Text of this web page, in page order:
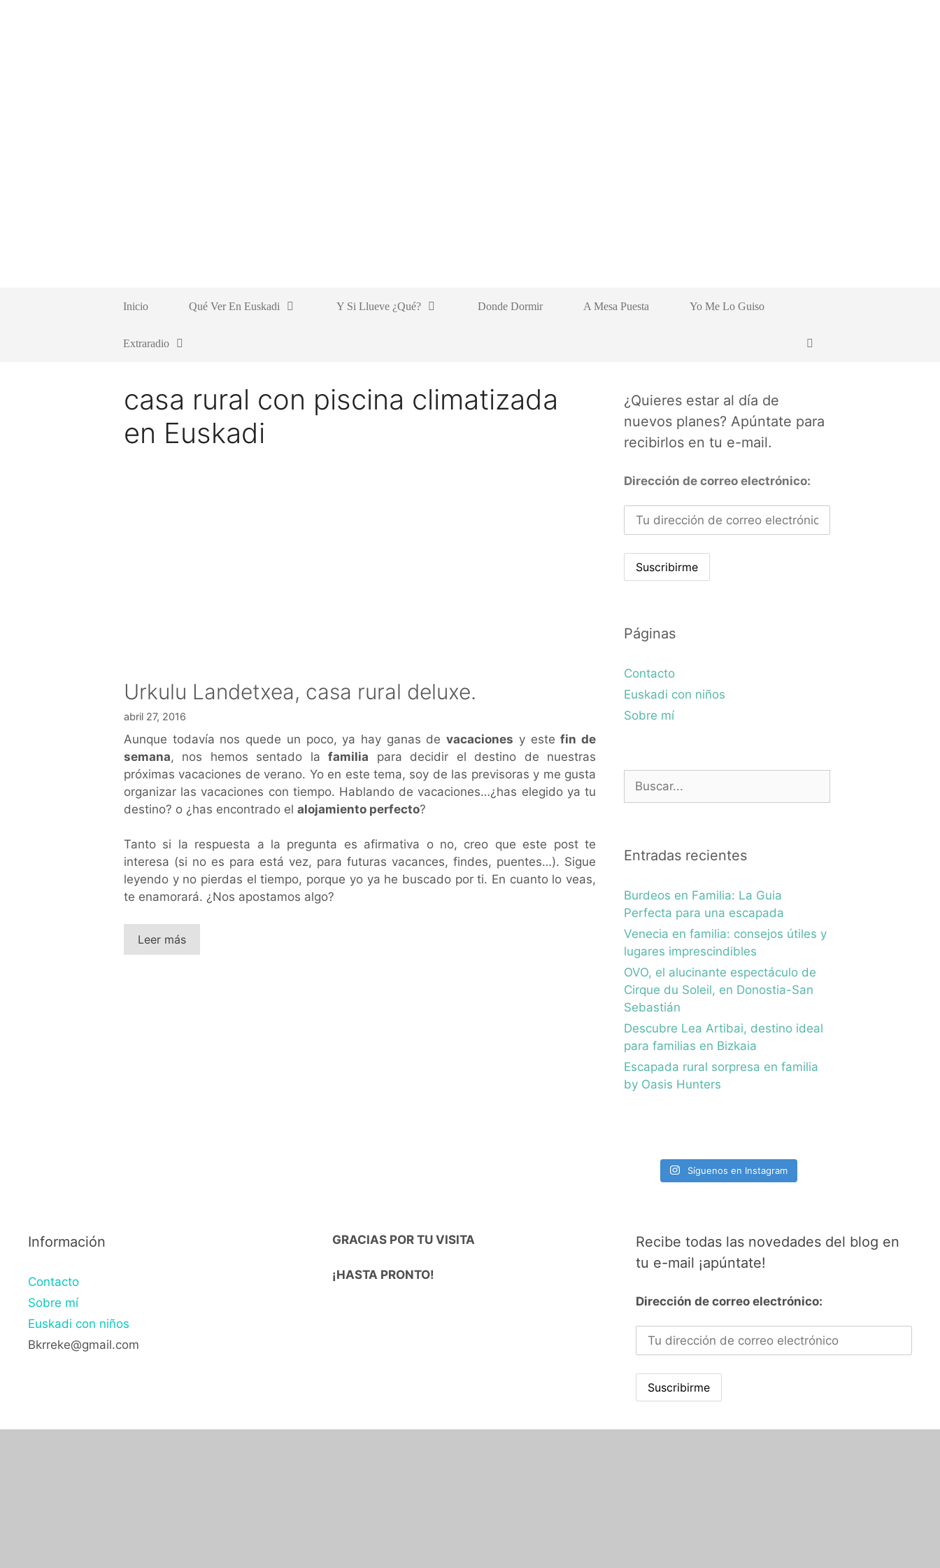
Inicio Qué Ver En Euskadi Y Si Llueve ¿qué? Donde Dormir A Mesa Puesta Yo Me Lo Guiso
Extraradio
casa rural con piscina climatizada
en Euskadi
Urkulu Landetxea, casa rural deluxe.
abril 27, 2016
Aunque todavía nos quede un poco, ya hay ganas devacaciones y estefin de
semana, nos hemos sentado lafamilia para decidir el destino de nuestras
próximas vacaciones de verano. Yo en este tema, soy de las previsoras y me gusta
organizar las vacaciones con tiempo. Hablando de vacaciones…¿has elegido ya tu
destino? o ¿has encontrado el alojamiento perfecto?
Tanto si la respuesta a la pregunta es afirmativa o no, creo que este post te
interesa (si no es para está vez, para futuras vacances, findes, puentes…). Sigue
leyendo y no pierdas el tiempo, porque yo ya he buscado por ti. En cuanto lo veas,
te enamorará. ¿Nos apostamos algo?
Leer más
¿Quieres estar al día de
nuevos planes? Apúntate para
recibirlos en tu e-mail.
Dirección de correo electrónico:
Páginas
Contacto
Euskadi con niños
Sobre mí
Entradas recientes
Burdeos en Familia: La Guia
Perfecta para una escapada
Venecia en familia: consejos útiles y
lugares imprescindibles
OVO, el alucinante espectáculo de
Cirque du Soleil, en Donostia-San
Sebastián
Descubre Lea Artibai, destino ideal
para familias en Bizkaia
Escapada rural sorpresa en familia
by Oasis Hunters
Síguenos en Instagram
Información
Contacto
Sobre mí
Euskadi con niños
Bkrreke@gmail.com
GRACIAS POR TU VISITA
¡HASTA PRONTO!
Recibe todas las novedades del blog en
tu e-mail ¡apúntate!
Dirección de correo electrónico: